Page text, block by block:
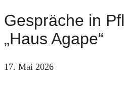
Gespräche in
„Haus Agape“
17. Mai 2026